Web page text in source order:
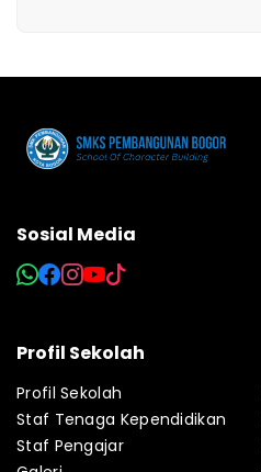
Sosial Media
Profil Sekolah
Profil Sekolah
Staf Tenaga Kependidikan
Staf Pengajar